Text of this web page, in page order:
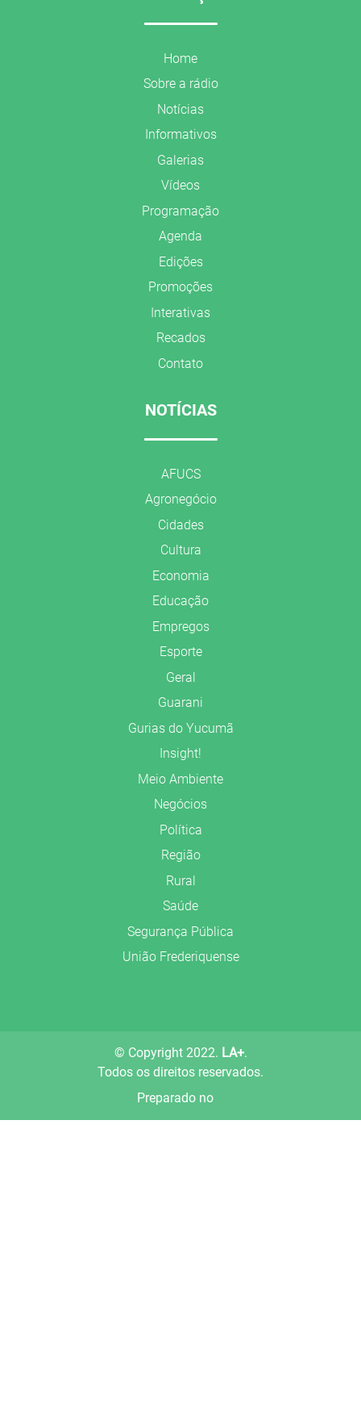
Home
Sobre a rádio
Notícias
Informativos
Galerias
Vídeos
Programação
Agenda
Edições
Promoções
Interativas
Recados
Contato
NOTÍCIAS
AFUCS
Agronegócio
Cidades
Cultura
Economia
Educação
Empregos
Esporte
Geral
Guarani
Gurias do Yucumã
Insight!
Meio Ambiente
Negócios
Política
Região
Rural
Saúde
Segurança Pública
União Frederiquense
© Copyright 2022. LA+.
Todos os direitos reservados.
Preparado no